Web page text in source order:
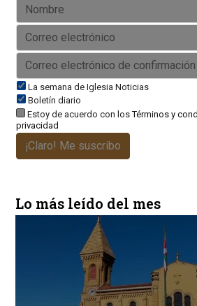
La semana de Iglesia Noticias
Boletín diario
Estoy de acuerdo con losTérminos y
privacidad
¡Claro! Me suscribo
Lo más leído del mes